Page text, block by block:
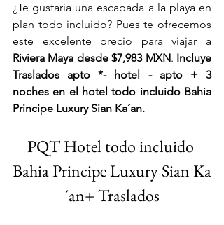
¿Te gustaría una escapada a la playa en
plan todo incluido? Pues te ofrecemos
Riviera Maya desde $7,983 MXN. Incluye
Traslados apto *- hotel - apto + 3
noches en el hotel todo incluido Bahia
Principe Luxury Sian Ka´an.
PQT Hotel todo incluido
Bahia Principe Luxury Sian Ka
´an+ Traslados